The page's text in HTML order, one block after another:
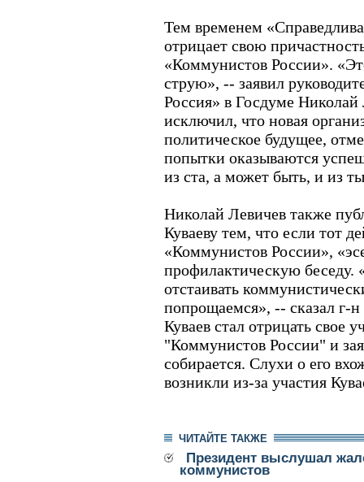
Тем временем
отрицает свою
«Коммунистов России».
струю», -- заявил
Россия» в Госдуме
исключил, что новая
политическое будущее,
попытки оказываются
из ста, а может быть, и из
Николай Левичев также
Куваеву тем, что если тот
«Коммунистов России»,
профилактическую беседу.
отстаивать
попрощаемся», -- сказал г-
Куваев стал отрицать свое
"Коммунистов России" и
собирается. Слухи о его
возникли из-за участия
ЧИТАЙТЕ ТАКЖЕ
Президент выслушал
коммунистов